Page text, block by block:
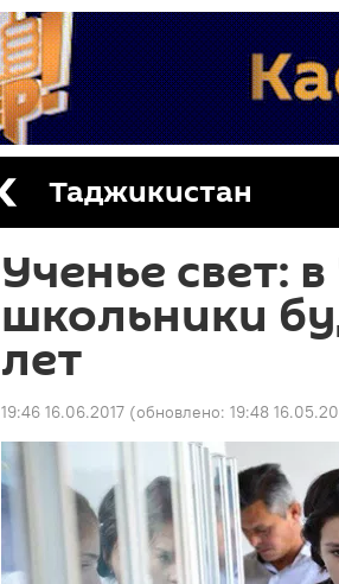
Таджикистан
Ученье свет:
школьники
лет
19:46 16.06.2017 (обновлено: 19:48